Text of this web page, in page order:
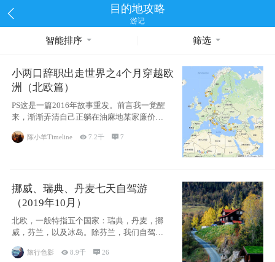
目的地攻略
游记
智能排序 筛选
小两口辞职出走世界之4个月穿越欧
洲（北欧篇）
PS这是一篇2016年故事重发。前言我一觉醒
来，渐渐弄清自己正躺在油麻地某家廉价宾
馆
陈小羊Timeline 7.2千 7
挪威、瑞典、丹麦七天自驾游
（2019年10月）
北欧，一般特指五个国家：瑞典，丹麦，挪
威，芬兰，以及冰岛。除芬兰，我们自驾游
旅行色影 8.9千 26